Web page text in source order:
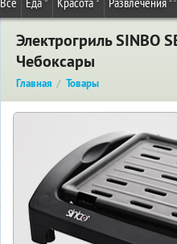
Электрогриль SINBO
Чебоксары
Главная Товары